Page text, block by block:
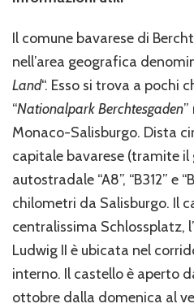
Il comune bavarese di
nell’area geografica
Land“. Esso si trova a pochi
“Nationalpark Berchtesgaden
Monaco-Salisburgo. Dista
capitale bavarese (tramite
autostradale “A8”, “B312” e
chilometri da Salisburgo. Il
centralissima Schlossplatz,
Ludwig II è ubicata nel
interno. Il castello è aperto
ottobre dalla domenica al